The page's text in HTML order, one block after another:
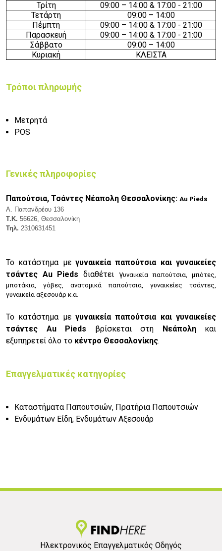
Τρίτη
09:00 – 14:00 & 17:00 - 21:00
Τετάρτη
09:00 – 14:00
Πέμπτη
09:00 – 14:00 & 17:00 - 21:00
Παρασκευή
09:00 – 14:00 & 17:00 - 21:00
Σάββατο
09:00 – 14:00
Κυριακή
ΚΛΕΙΣΤΑ
Τρόποι πληρωμής
Μετρητά
POS
Γενικές πληροφορίες
Παπούτσια, Τσάντες Νέαπολη Θεσσαλονίκης: Au Pieds
Α. Παπανδρέου 136
Τ.Κ. 56626, Θεσσαλονίκη
Τηλ. 2310631451
Το κατάστημα μεγυναικεία παπούτσια και γυναικείες
τσάντες Au Pieds διαθέτει γυναικεία παπούτσια, μπότες,
μποτάκια, γόβες, ανατομικά παπούτσια, γυναικείες τσάντες,
γυναικεία αξεσουάρ κ.α.
Το κατάστημα με γυναικεία παπούτσια και γυναικείες
τσάντες Au Pieds βρίσκεται στη Νεάπολη και
εξυπηρετεί όλο το κέντρο Θεσσαλονίκης.
Επαγγελματικές κατηγορίες
Καταστήματα Παπουτσιών, Πρατήρια Παπουτσιών
Ενδυμάτων Είδη, Ενδυμάτων Αξεσουάρ
Ηλεκτρονικός Επαγγελματικός Οδηγός